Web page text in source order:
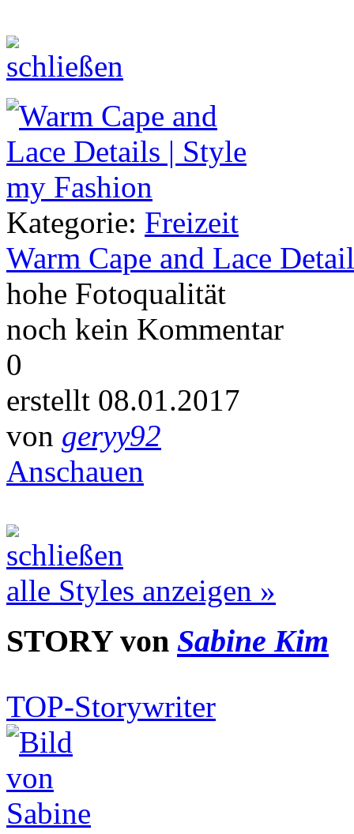
Kategorie: Freizeit
Warm Cape and Lace
hohe Fotoqualität
noch kein Kommentar
0
erstellt 08.01.2017
von geryy92
Anschauen
alle Styles anzeigen »
STORY von Sabine Kim
TOP-Storywriter